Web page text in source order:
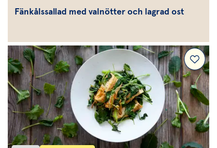
Fänkålssallad med valnötter och lagrad ost